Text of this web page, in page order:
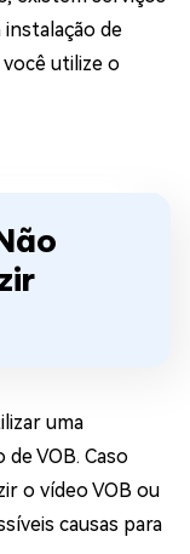
de
utilize o
uma
VOB. Caso
o vídeo VOB ou
causas para